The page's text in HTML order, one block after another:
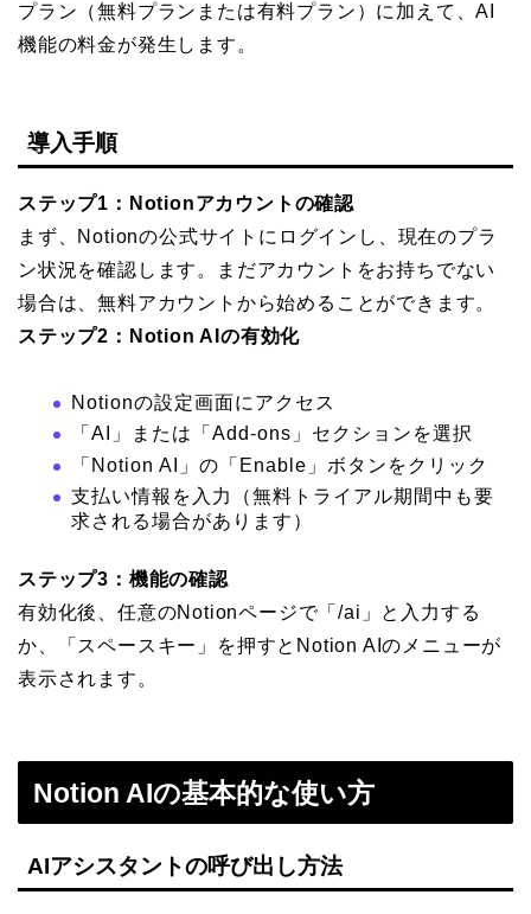
プラン（無料プランまたは有料プラン）に加えて、AI
機能の料金が発生します。
導入手順
ステップ1：Notionアカウントの確認
まず、Notionの公式サイトにログインし、現在のプラ
ン状況を確認します。まだアカウントをお持ちでない
場合は、無料アカウントから始めることができます。
ステップ2：Notion AIの有効化
Notionの設定画面にアクセス
「AI」または「Add-ons」セクションを選択
「Notion AI」の「Enable」ボタンをクリック
支払い情報を入力（無料トライアル期間中も要
求される場合があります）
ステップ3：機能の確認
有効化後、任意のNotionページで「/ai」と入力する
か、「スペースキー」を押すとNotion AIのメニューが
表示されます。
Notion AIの基本的な使い方
AIアシスタントの呼び出し方法